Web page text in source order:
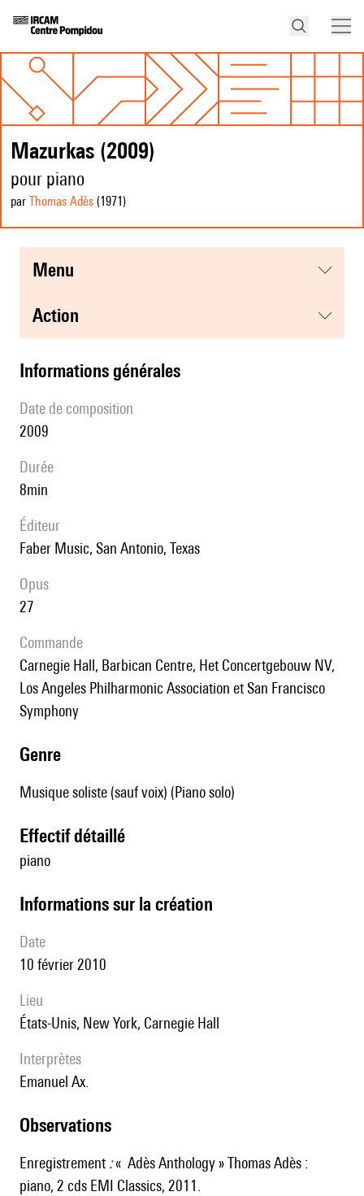
Mazurkas (2009)
pour piano
par Thomas Adès (1971 )
menu
action
informations générales
date de composition
2009
durée
8min
éditeur
Faber Music, San Antonio, Texas
Opus
27
Commande
Carnegie Hall, Barbican Centre, Het Concertgebouw NV,
Los Angeles Philharmonic Association et San Francisco
Symphony
genre
Musique soliste (sauf voix) (Piano solo)
effectif détaillé
piano
informations sur la création
date
10 février 2010
lieu
États-Unis, New York, Carnegie Hall
interprètes
Emanuel Ax.
observations
Enregistrement :« Adès Anthology» Thomas Adès :
piano, 2 cds EMI Classics, 2011.